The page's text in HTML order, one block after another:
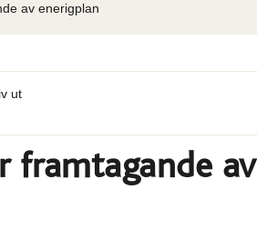
av enerigplan
ut
framtagande av